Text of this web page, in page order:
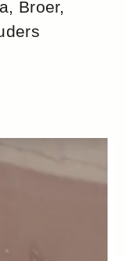
Broer,